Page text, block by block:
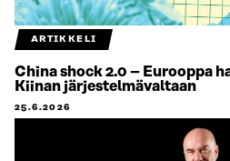
ARTIKKELI
China shock 2.0 – Eurooppa
Kiinan järjestelmävaltaan
25.6.2026